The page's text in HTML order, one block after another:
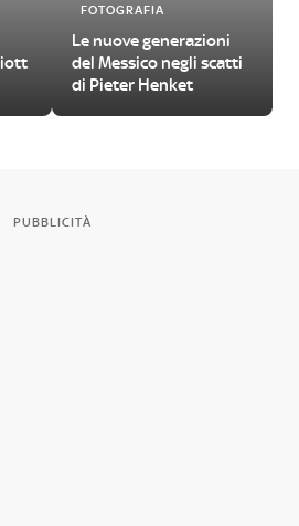
FOTOGRAFIA
Le nuove generazioni
del Messico negli scatti
di Pieter Henket
PUBBLICITÀ